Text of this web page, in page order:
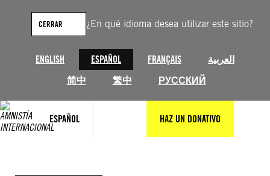
¿En qué idioma desea utilizar este sitio?
ENGLISH ESPAÑOL FRANÇAIS
العربية
简中
繁中 РУССКИЙ
CERRAR
ESPAÑOL HAZ UN DONATIVO
contenido